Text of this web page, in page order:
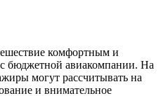
комфортным и
бюджетной авиакомпании. На
могут рассчитывать на
и внимательное